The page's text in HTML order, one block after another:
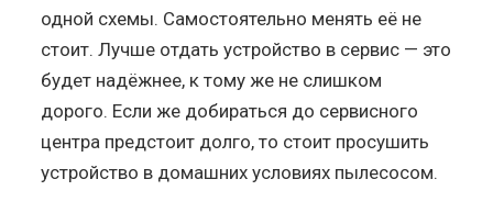
одной схемы. Самостоятельно менять её не
стоит. Лучше отдать устройство в сервис — это
будет надёжнее, к тому же не слишком
дорого. Если же добираться до сервисного
центра предстоит долго, то стоит просушить
устройство в домашних условиях пылесосом.